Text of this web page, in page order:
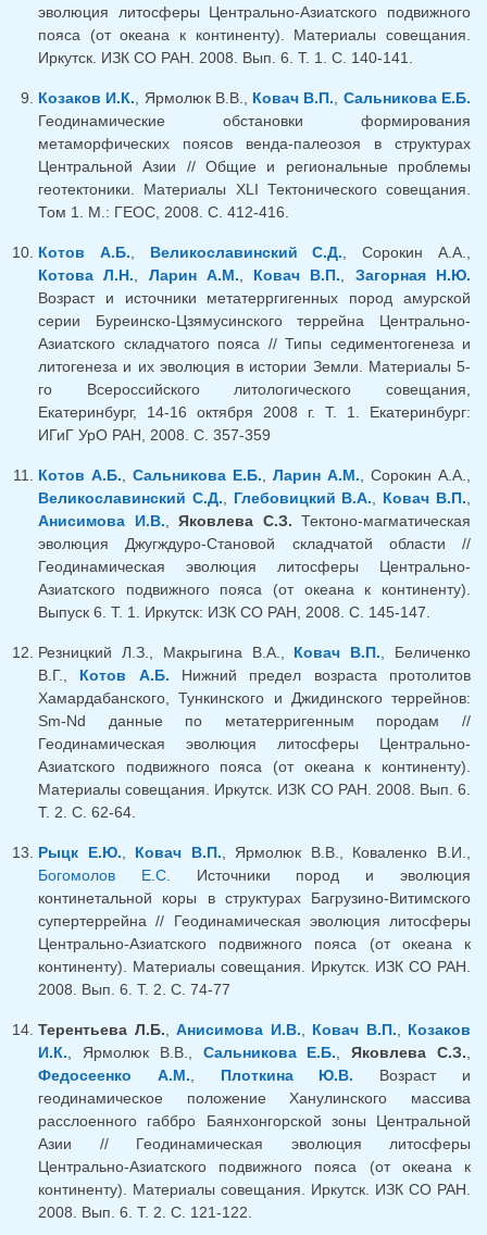
эволюция литосферы Центрально-Азиатского подвижного
пояса (от океана к континенту). Материалы совещания.
Иркутск. ИЗК СО РАН. 2008. Вып. 6. Т. 1. С. 140-141.
Козаков И.К. , Ярмолюк В.В., Ковач В.П.
Сальникова Е.Б.
Геодинамические обстановки формирования
метаморфических поясов венда-палеозоя в структурах
Центральной Азии // Общие и региональные проблемы
геотектоники. Материалы XLI Тектонического совещания.
Том 1. М.: ГЕОС, 2008. С. 412-416.
Котов А.Б. Великославинский С.Д. , Сорокин А.А.,
Котова Л.Н.
Ларин А.М. Ковач В.П.
Загорная Н.Ю.
Возраст и источники метатерргигенных пород амурской
серии Буреинско-Цзямусинского террейна Центрально-
Азиатского складчатого пояса // Типы седиментогенеза и
литогенеза и их эволюция в истории Земли. Материалы 5-
го Всероссийского литологического совещания,
Екатеринбург, 14-16 октября 2008 г. Т. 1. Екатеринбург:
ИГиГ УрО РАН, 2008. С. 357-359
Котов А.Б. Сальникова Е.Б. Ларин А.М. , Сорокин А.А.,
Великославинский С.Д.
Глебовицкий В.А. Ковач В.П.
Анисимова И.В.
Яковлева С.З. Тектоно-магматическая
эволюция Джугждуро-Становой складчатой области //
Геодинамическая эволюция литосферы Центрально-
Азиатского подвижного пояса (от океана к континенту).
Выпуск 6. Т. 1. Иркутск: ИЗК СО РАН, 2008. С. 145-147.
Резницкий Л.З., Макрыгина В.А., Ковач В.П. , Беличенко
В.Г., Котов А.Б. Нижний предел возраста протолитов
Хамардабанского, Тункинского и Джидинского террейнов:
Sm-Nd данные по метатерригенным породам //
Геодинамическая эволюция литосферы Центрально-
Азиатского подвижного пояса (от океана к континенту).
Материалы совещания. Иркутск. ИЗК СО РАН. 2008. Вып. 6.
Т. 2. С. 62-64.
Рыцк Е.Ю. Ковач В.П. , Ярмолюк В.В., Коваленко В.И.,
Богомолов Е.С.
Источники пород и эволюция
континетальной коры в структурах Багрузино-Витимского
супертеррейна // Геодинамическая эволюция литосферы
Центрально-Азиатского подвижного пояса (от океана к
континенту). Материалы совещания. Иркутск. ИЗК СО РАН.
2008. Вып. 6. Т. 2. С. 74-77
Терентьева Л.Б. Анисимова И.В. Ковач В.П.
Козаков
И.К. , Ярмолюк В.В., Сальникова Е.Б. ,Яковлева С.З.
Федосеенко А.М.
Плоткина Ю.В. Возраст и
геодинамическое положение Ханулинского массива
расслоенного габбро Баянхонгорской зоны Центральной
Азии // Геодинамическая эволюция литосферы
Центрально-Азиатского подвижного пояса (от океана к
континенту). Материалы совещания. Иркутск. ИЗК СО РАН.
2008. Вып. 6. Т. 2. С. 121-122.